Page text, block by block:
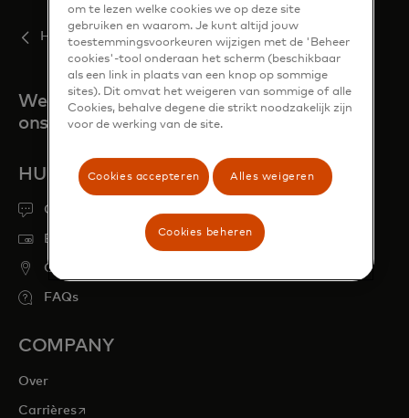
Home
We zijn er altijd voor je als je
ons nodig hebt.
HULP NODIG?
Ondersteuning
Een verloren of gestolen kaart melden
Geldautomaat vinden
FAQs
COMPANY
Over
Carrièresopens in a new tab
om te lezen welke cookies we op deze site
gebruiken en waarom. Je kunt altijd jouw
toestemmingsvoorkeuren wijzigen met de 'Beheer
cookies'-tool onderaan het scherm (beschikbaar
als een link in plaats van een knop op sommige
sites). Dit omvat het weigeren van sommige of alle
Cookies, behalve degene die strikt noodzakelijk zijn
voor de werking van de site.
Cookies accepteren Alles weigeren
Cookies beheren